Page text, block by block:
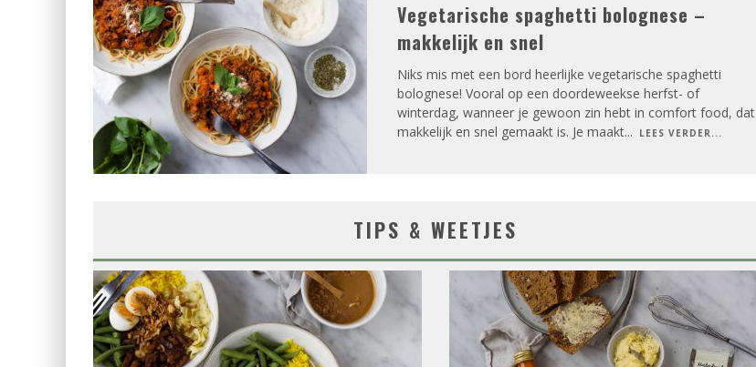
Vegetarische spaghetti bolognese –
makkelijk en snel
Niks mis met een bord heerlijke vegetarische spaghetti
bolognese! Vooral op een doordeweekse herfst- of
winterdag, wanneer je gewoon zin hebt in comfort food, dat
makkelijk en snel gemaakt is. Je maakt... LEES VERDER...
TIPS & WEETJES